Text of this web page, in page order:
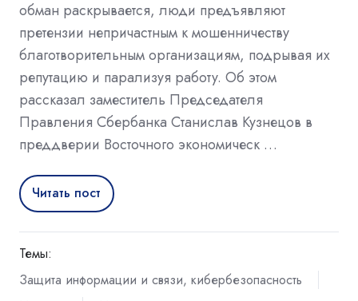
обман раскрывается, люди предъявляют
претензии непричастным к мошенничеству
благотворительным организациям, подрывая их
репутацию и парализуя работу. Об этом
рассказал заместитель Председателя
Правления Сбербанка Станислав Кузнецов в
преддверии Восточного экономическ …
Читать пост
Темы:
Защита информации и связи, кибербезопасность